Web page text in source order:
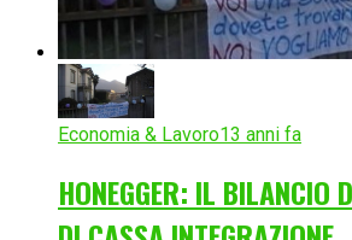
Economia & Lavoro13 anni fa
HONEGGER: IL BILANCIO